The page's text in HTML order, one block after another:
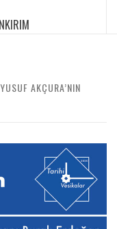
KIRIM
AKÇURA’NIN